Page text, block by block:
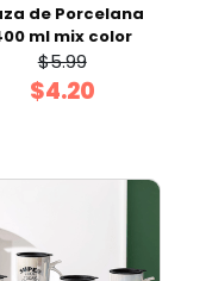
de Porcelana
ml mix color
$5.99
$4.20